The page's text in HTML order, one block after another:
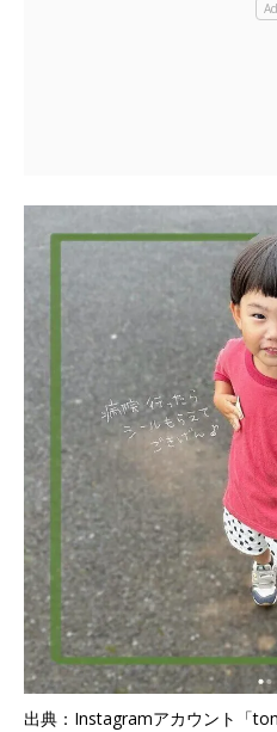
出典：Instagramアカウント「